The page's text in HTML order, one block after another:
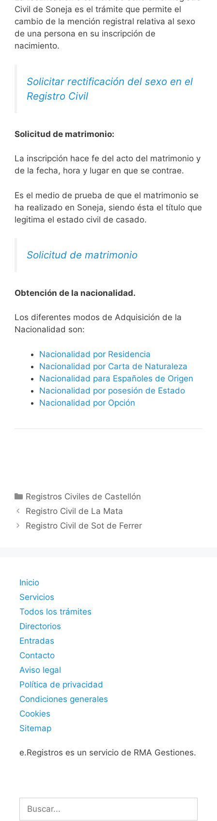
Civil de Soneja es el trámite que permite el
cambio de la mención registral relativa al sexo
de una persona en su inscripción de
nacimiento.
Solicitar rectificación del sexo en el
Registro Civil
Solicitud de matrimonio:
La inscripción hace fe del acto del matrimonio y
de la fecha, hora y lugar en que se contrae.
Es el medio de prueba de que el matrimonio se
ha realizado en Soneja, siendo ésta el título que
legitima el estado civil de casado.
Solicitud de matrimonio
Obtención de la nacionalidad.
​​​Los diferentes modos de Adquisición de la
Nacionalidad son:
Nacionalidad por Residencia
Nacionalidad por Carta de Naturaleza
Nacionalidad para Españoles de Origen
Nacionalidad por posesión de Estado
Nacionalidad por Opción
Categorías
Registros Civiles de Castellón
Registro Civil de La Mata
Registro Civil de Sot de Ferrer
Inicio
Servicios
Todos los trámites
Directorios
Entradas
Contacto
Aviso legal
Política de privacidad
Condiciones generales
Cookies
Sitemap
e.Registros es un servicio de RMA Gestiones.
Buscar: